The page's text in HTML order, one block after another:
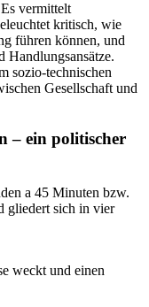
vermittelt
kritisch, wie
führen können, und
Handlungsansätze.
sozio-technischen
Gesellschaft und
– ein politischer
a 45 Minuten bzw.
gliedert sich in vier
weckt und einen